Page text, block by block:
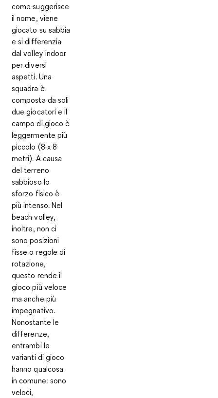
come suggerisce
il nome, viene
giocato su sabbia
e si differenzia
dal volley indoor
per diversi
aspetti. Una
squadra è
composta da soli
due giocatori e il
campo di gioco è
leggermente più
piccolo (8 x 8
metri). A causa
del terreno
sabbioso lo
sforzo fisico è
più intenso. Nel
beach volley,
inoltre, non ci
sono posizioni
fisse o regole di
rotazione,
questo rende il
gioco più veloce
ma anche più
impegnativo.
Nonostante le
differenze,
entrambi le
varianti di gioco
hanno qualcosa
in comune: sono
veloci,